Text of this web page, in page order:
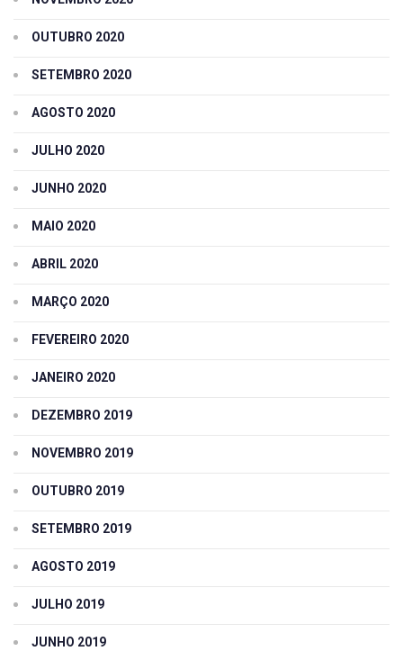
OUTUBRO 2020
SETEMBRO 2020
AGOSTO 2020
JULHO 2020
JUNHO 2020
MAIO 2020
ABRIL 2020
MARÇO 2020
FEVEREIRO 2020
JANEIRO 2020
DEZEMBRO 2019
NOVEMBRO 2019
OUTUBRO 2019
SETEMBRO 2019
AGOSTO 2019
JULHO 2019
JUNHO 2019